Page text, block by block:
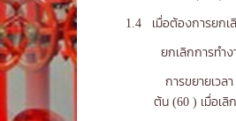
1.4 เมื่อต้องการยกเ
ยกเลิกการทำ
การขยายเวล
ต้น (60 ) เมื่อเ